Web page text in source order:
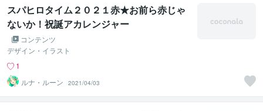
スパヒロタイム２０２１赤★お前ら赤じゃ
ないか！祝誕アカレンジャー
コンテンツ
デザイン・イラスト
1
ルナ・ルーン
2021/04/03